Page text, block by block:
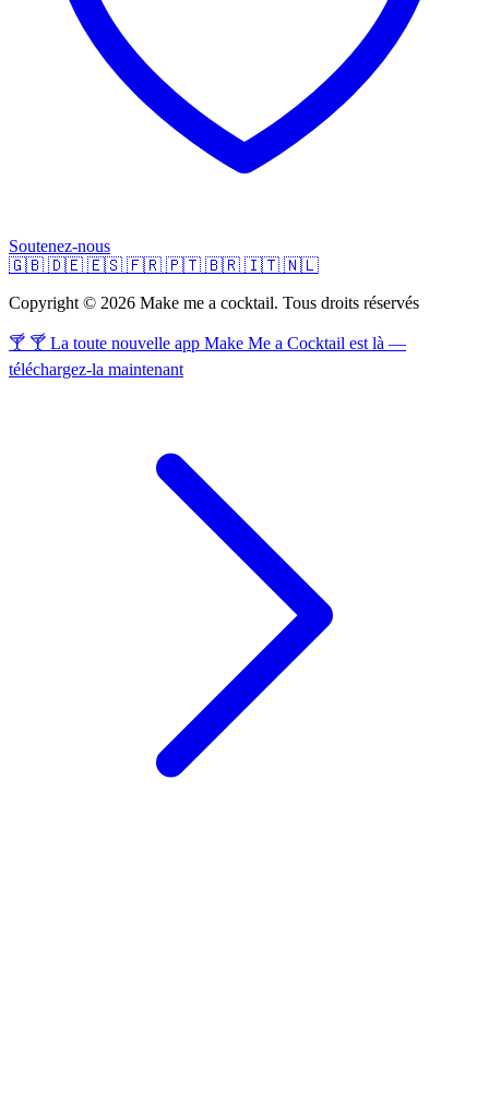
Soutenez-nous
🇬🇧 🇩🇪 🇪🇸 🇫🇷 🇵🇹 🇧🇷 🇮🇹 🇳🇱
Copyright © 2026 Make me a cocktail. Tous droits réservés
🍸 🍸 La toute nouvelle app Make Me a Cocktail est là —
téléchargez-la maintenant